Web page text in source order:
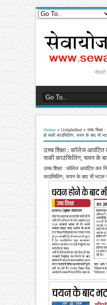
नौकरी
Home » Unlabelled » उच्च
हो सकी काउंसिलिंग, चयन के बाद भी
उच्च शिक्षा : कॉलेज आवंटित
सकी काउंसिलिंग, चयन के
उच्च शिक्षा : कॉलेज आवंटित कर
काउंसिलिंग, चयन के बाद भी भटक